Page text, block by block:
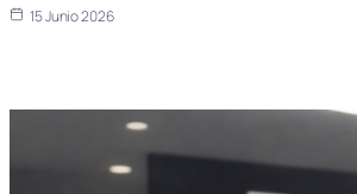
15 Junio 2026